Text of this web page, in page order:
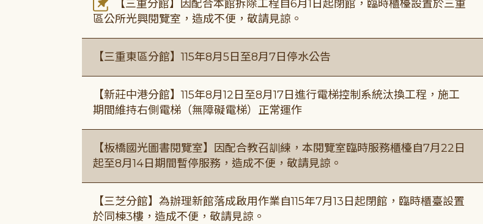
【三重分館】因配合本館拆除工程自6月1日起閉館，臨時櫃檯設置於三重
區公所光興閱覽室，造成不便，敬請見諒。
【三重東區分館】115年8月5日至8月7日停水公告
【新莊中港分館】115年8月12日至8月17日進行電梯控制系統汰換工程，施工
期間維持右側電梯（無障礙電梯）正常運作
【板橋國光圖書閱覽室】因配合教召訓練，本閱覽室臨時服務櫃檯自7月22日
起至8月14日期間暫停服務，造成不便，敬請見諒。
【三芝分館】為辦理新館落成啟用作業自115年7月13日起閉館，臨時櫃臺設置
於同棟3樓，造成不便，敬請見諒。